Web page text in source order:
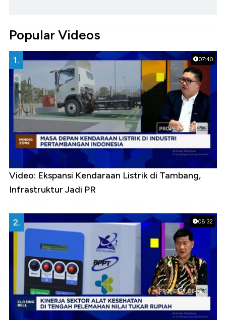
Popular Videos
07:40
1.
Video: Ekspansi Kendaraan Listrik di Tambang,
Infrastruktur Jadi PR
08:32
2.